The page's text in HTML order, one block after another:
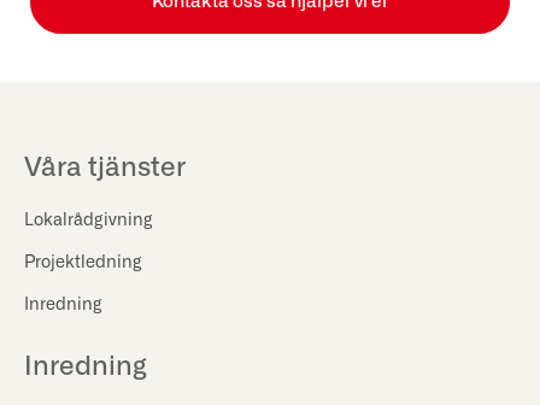
Våra tjänster
Lokalrådgivning
Projektledning
Inredning
Inredning